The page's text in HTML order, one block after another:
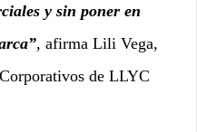
y sin poner en
, afirma Lili Vega,
de LLYC